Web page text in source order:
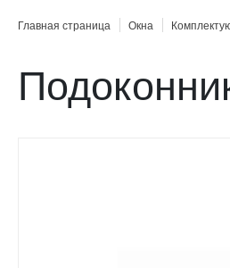
Главная страница Окна